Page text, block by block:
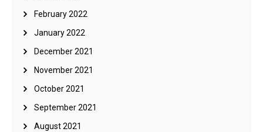
February 2022
January 2022
December 2021
November 2021
October 2021
September 2021
August 2021